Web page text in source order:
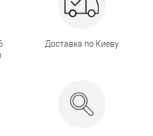
Доставка по Киеву